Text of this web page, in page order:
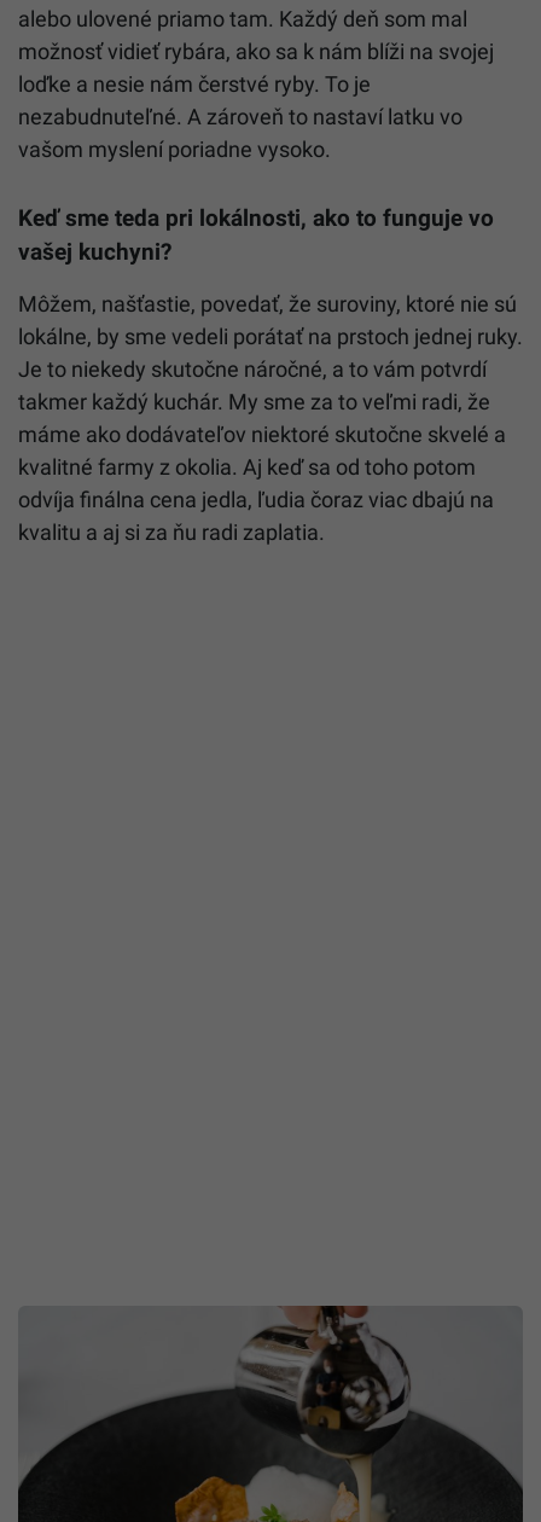
alebo ulovené priamo tam. Každý deň som mal
možnosť vidieť rybára, ako sa k nám blíži na svojej
loďke a nesie nám čerstvé ryby. To je
nezabudnuteľné. A zároveň to nastaví latku vo
vašom myslení poriadne vysoko.
Keď sme teda pri lokálnosti, ako to funguje vo
vašej kuchyni?
Môžem, našťastie, povedať, že suroviny, ktoré nie sú
lokálne, by sme vedeli porátať na prstoch jednej ruky.
Je to niekedy skutočne náročné, a to vám potvrdí
takmer každý kuchár. My sme za to veľmi radi, že
máme ako dodávateľov niektoré skutočne skvelé a
kvalitné farmy z okolia. Aj keď sa od toho potom
odvíja finálna cena jedla, ľudia čoraz viac dbajú na
kvalitu a aj si za ňu radi zaplatia.